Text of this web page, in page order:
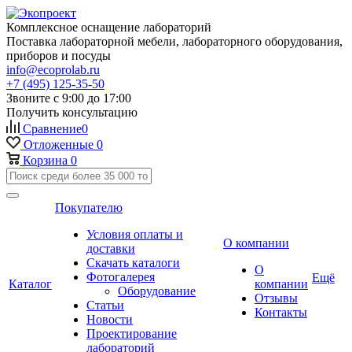
Комплексное оснащение лабораторий
Поставка лабораторной мебели, лабораторного оборудования,
приборов и посуды
info@ecoprolab.ru
+7 (495) 125-35-50
Звоните с 9:00 до 17:00
Получить консультацию
Сравнение0
Отложенные 0
Корзина 0
Каталог
Покупателю
Условия оплаты и
доставки
Скачать каталоги
Фотогалерея
Оборудование
Статьи
Новости
Проектирование
лабораторий
О компании
О
компании
Отзывы
Контакты
Ещё